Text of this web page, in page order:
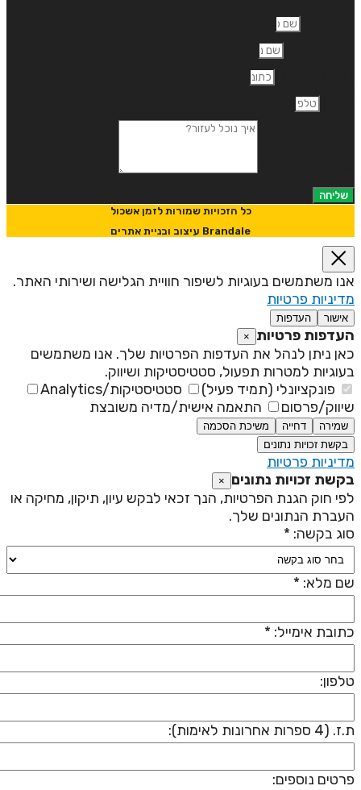
שליחה
כל הזכויות שמורות לזמן אשכול
Brandale עיצוב ובניית אתרים
משתמשים בעוגיות לשיפור חוויית הגלישה ושירותי האתר.
פרטיות
אישור העדפות
פרטיות ×
ניתן לנהל את העדפות הפרטיות שלך. אנו משתמשים
למטרות תפעול, סטטיסטיקות ושיווק.
פונקציונלי (תמיד פעיל)
סטטיסטיקות/Analytics
פרסום
התאמה אישית/מדיה משובצת
שמירה דחייה
משיכת הסכמה
בקשת זכויות נתונים
פרטיות
זכויות נתונים ×
חוק הגנת הפרטיות, הנך זכאי לבקש עיון, תיקון, מחיקה או
הנתונים שלך.
בקשה: *
מלא: *
אימייל: *
ספרות אחרונות לאימות):
נוספים: